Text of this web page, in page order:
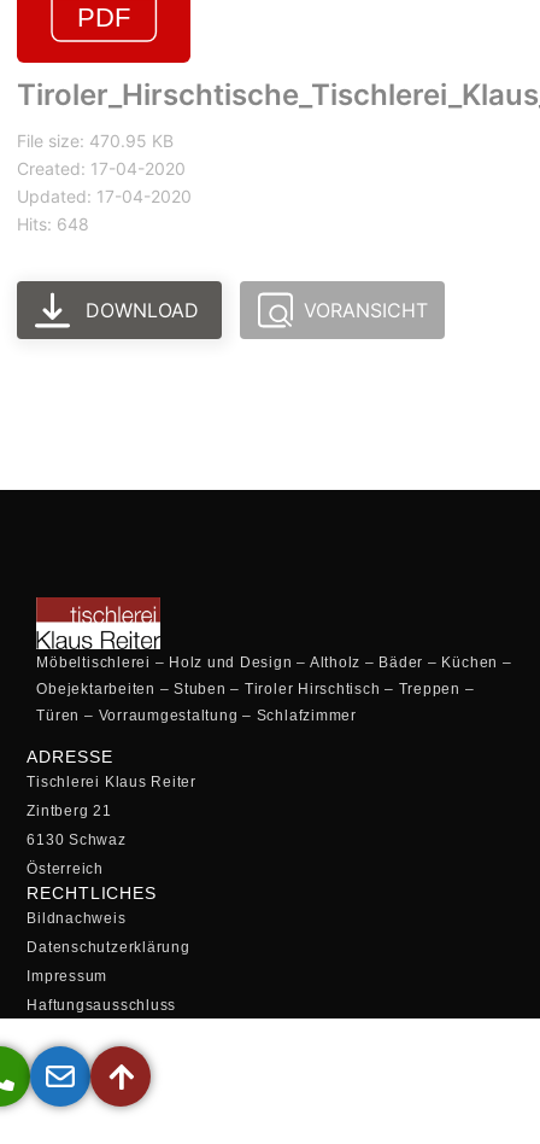
File size: 470.95 KB
Created: 17-04-2020
Updated: 17-04-2020
Hits: 648
DOWNLOAD VORANSICHT
Möbeltischlerei – Holz und Design – Altholz – Bäder – Küchen –
Obejektarbeiten – Stuben – Tiroler Hirschtisch – Treppen –
Türen – Vorraumgestaltung – Schlafzimmer
ADRESSE
Tischlerei Klaus Reiter
Zintberg 21
6130 Schwaz
Österreich
RECHTLICHES
Bildnachweis
Datenschutzerklärung
Impressum
Haftungsausschluss